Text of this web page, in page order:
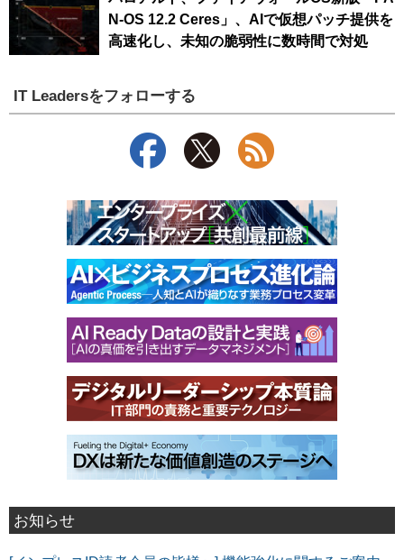
N-OS 12.2 Ceres」、AIで仮想パッチ提供を
高速化し、未知の脆弱性に数時間で対処
IT Leadersをフォローする
お知らせ